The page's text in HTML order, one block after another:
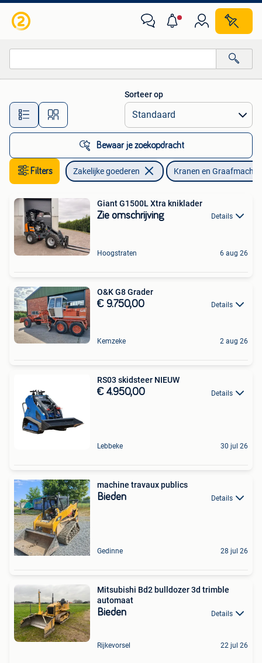
Alle afstanden…
Sorteer op
Bewaar je zoekopdracht
Filters Zakelijke goederen Kranen en
Giant G1500L Xtra kniklader
Zie omschrijving Details
Hoogstraten 6 aug 26
O&K G8 Grader
€ 9.750,00 Details
Kemzeke 2 aug 26
RS03 skidsteer NIEUW
€ 4.950,00 Details
Lebbeke 30 jul 26
machine travaux publics
Bieden Details
Gedinne 28 jul 26
Mitsubishi Bd2 bulldozer 3d trimble
automaat
Bieden Details
Rijkevorsel 22 jul 26